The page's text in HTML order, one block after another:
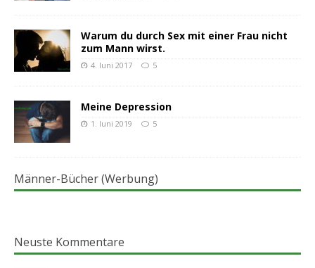
Warum du durch Sex mit einer Frau nicht
zum Mann wirst.
4. Juni 2017 5
Meine Depression
1. Juni 2019 5
Männer-Bücher (Werbung)
Neuste Kommentare